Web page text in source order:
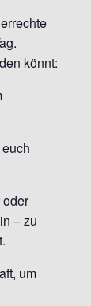
könnt:
– zu
um